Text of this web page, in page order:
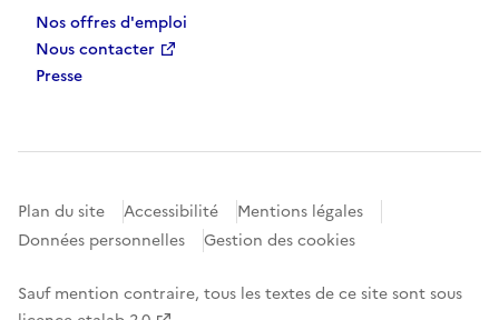
Nos offres d'emploi
Nous contacter
Presse
Plan du site Accessibilité
Mentions légales
Données personnelles
Gestion des cookies
Sauf mention contraire, tous les textes de ce site sont sous